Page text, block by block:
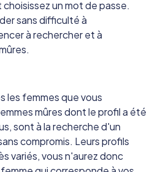
un mot de passe.
sans difficulté à
à rechercher et à
les femmes que vous
mûres dont le profil a été
sont à la recherche d'un
compromis. Leurs profils
variés, vous n'aurez donc